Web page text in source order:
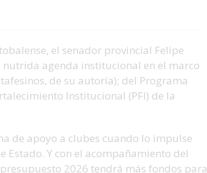
el senador provincial Felipe
agenda institucional en el marco
de su autoría); del Programa
Institucional (PFI) de la
de apoyo a clubes cuando lo impulse
Estado. Y con el acompañamiento del
2026 tendrá más fondos para